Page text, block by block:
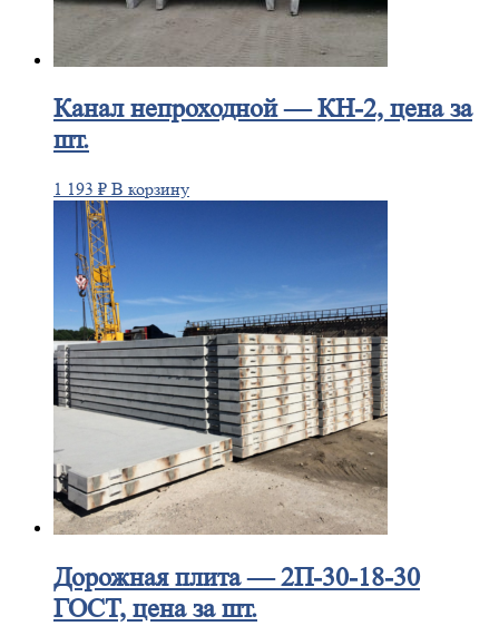
Каналнепроходной — КН-2, цена за
шт.
1 193 ₽ В корзину
Дорожнаяплита — 2П-30-18-30
ГОСТ, цена за шт.